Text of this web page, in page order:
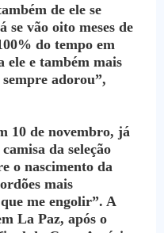
de ele se
se vão oito meses de
do tempo em
ele e também mais
adorou”,
10 de novembro, já
da seleção
o nascimento da
mais
me engolir”. A
La Paz, após o